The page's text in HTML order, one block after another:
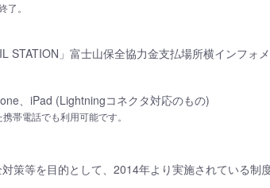
。
STATION」富士山保全協力金支払場所横インフォ
、iPad (Lightningコネクタ対応のもの)
帯電話でも利用可能です。
策等を目的として、2014年より実施されている制度